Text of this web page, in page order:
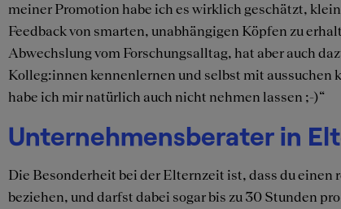
meiner Promotion habe ich es wirklich geschätzt,
Feedback von smarten, unabhängigen Köpfen zu
Abwechslung vom Forschungsalltag, hat aber auch
Kolleg:innen kennenlernen und selbst mit
habe ich mir natürlich auch nicht nehmen lassen ;-)“
Unternehmensberater in
Die Besonderheit bei der Elternzeit ist, dass du
beziehen, und darfst dabei sogar bis zu 30 Stunden